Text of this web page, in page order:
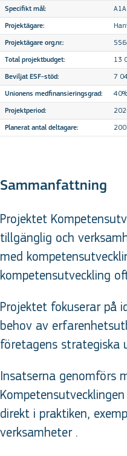
Specifikt mål: A1A
Projektägare:
Projektägare org.nr.:
Total projektbudget: 13
Beviljat ESF-stöd: 7
Unionens medfinansieringsgrad: 40%
Projektperiod:
Planerat antal deltagare: 200
Sammanfattning
Projektet
tillgänglig och
med
kompetensutveckling
Projektet fokuserar på
behov av
företagens strategiska
Insatserna genomförs
direkt i praktiken,
verksamheter .